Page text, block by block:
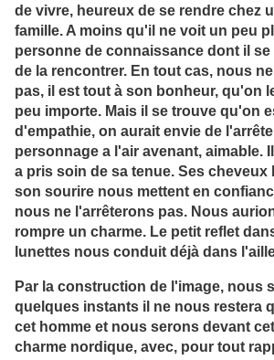
de vivre, heureux de se rendre chez
famille. A moins qu'il ne voit un peu
personne de connaissance dont il
de la rencontrer. En tout cas, nous
pas, il est tout à son bonheur, qu'on
peu importe. Mais il se trouve qu'on
d'empathie, on aurait envie de
personnage a l'air avenant, aimable.
a pris soin de sa tenue. Ses cheveux
son sourire nous mettent en
nous ne l'arrêterons pas. Nous
rompre un charme. Le petit reflet
lunettes nous conduit déjà dans
Par la construction de l'image, nous
quelques instants il ne nous restera
cet homme et nous serons devant
charme nordique, avec, pour tout